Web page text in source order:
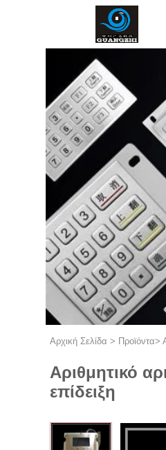
Αρχική Σελίδα > Προϊόντα>
Αριθμητικό
επίδειξη